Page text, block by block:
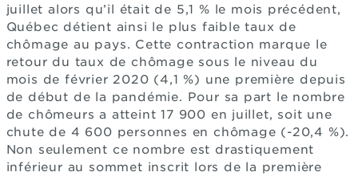
juillet alors qu’il était de 5,1 % le mois précédent,
Québec détient ainsi le plus faible taux de
chômage au pays. Cette contraction marque le
retour du taux de chômage sous le niveau du
mois de février 2020 (4,1 %) une première depuis
de début de la pandémie. Pour sa part le nombre
de chômeurs a atteint 17 900 en juillet, soit une
chute de 4 600 personnes en chômage (-20,4 %).
Non seulement ce nombre est drastiquement
inférieur au sommet inscrit lors de la première